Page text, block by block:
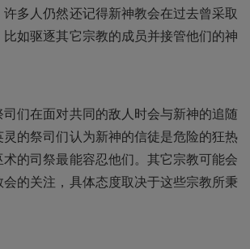
多人仍然还记得新神教会在过去曾采取
如驱逐其它宗教的成员并接管他们的神
们在面对共同的敌人时会与新神的追随
的祭司们认为新神的信徒是危险的狂热
的司祭最能容忍他们。其它宗教可能会
的关注，具体态度取决于这些宗教所秉